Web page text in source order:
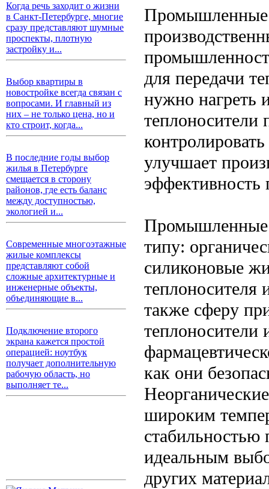
Когда речь заходит о жизни
в Санкт-Петербурге, многие
сразу представляют шумные
проспекты, плотную
застройку и...
Выбор квартиры в
новостройке всегда связан с
вопросами. И главный из
них – не только цена, но и
кто строит, когда...
В последние годы выбор
жилья в Петербурге
смещается в сторону
районов, где есть баланс
между доступностью,
экологией и...
Современные многоэтажные
жилые комплексы
представляют собой
сложные архитектурные и
инженерные объекты,
объединяющие в...
Подключение второго
экрана кажется простой
операцией: ноутбук
получает дополнительную
рабочую область, но
выполняет те...
Промышленные
для передачи
нужно нагреть
теплоносители
улучшает
эффективность
Промышленные
типу:
силиконовые
теплоносителя
также сферу
теплоносители
как они
широким
стабильностью
идеальным
других